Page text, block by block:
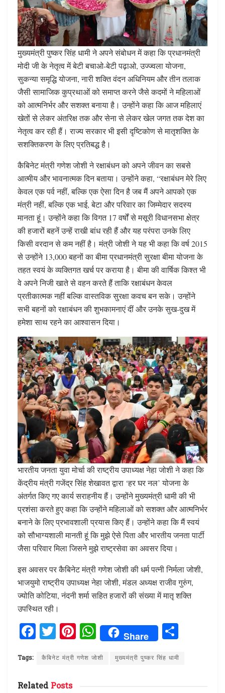
मुख्यमंत्री पुष्कर सिंह धामी ने अपने संबोधन में कहा कि प्रधानमंत्री
मोदी जी के नेतृत्व में बेटी बचाओ-बेटी पढ़ाओ, उज्ज्वला योजना,
सुकन्या समृद्धि योजना, नारी शक्ति वंदन अधिनियम और तीन तलाक
जैसी सामाजिक कुप्रथाओं को समाप्त करने जैसे कदमों ने महिलाओं
को आत्मनिर्भर और सशक्त बनाया है। उन्होंने कहा कि आज महिलाएं
खेतों से लेकर अंतरिक्ष तक और सेना से लेकर खेल जगत तक देश का
नेतृत्व कर रही हैं। राज्य सरकार भी इसी दृष्टिकोण से मातृशक्ति के
सशक्तिकरण के लिए प्रतिबद्ध है।
कैबिनेट मंत्री गणेश जोशी ने रक्षाबंधन को अपने जीवन का सबसे
आत्मीय और भावनात्मक दिन बताया। उन्होंने कहा, “रक्षाबंधन मेरे लिए
केवल एक पर्व नहीं, बल्कि एक ऐसा दिन है जब मैं अपने आपको एक
मंत्री नहीं, बल्कि एक भाई, बेटा और परिवार का जिम्मेदार सदस्य
मानता हूं। उन्होंने कहा कि विगत 17 वर्षों से मसूरी विधानसभा क्षेत्र
की हजारों बहनें उन्हें राखी बांध रही हैं और यह परंपरा उनके लिए
किसी वरदान से कम नहीं है। मंत्री जोशी ने यह भी कहा कि वर्ष 2015
से उन्होंने 13,000 बहनों का बीमा प्रधानमंत्री सुरक्षा बीमा योजना के
तहत स्वयं के व्यक्तिगत खर्च पर कराया है। बीमा की वार्षिक किश्त भी
वे अपने निजी खाते से वहन करते हैं ताकि रक्षाबंधन केवल
प्रतीकात्मक नहीं बल्कि वास्तविक सुरक्षा कवच बन सके। उन्होंने
सभी बहनों को रक्षाबंधन की शुभकामनाएं दीं और उनके सुख-दुख में
हमेशा साथ रहने का आश्वासन दिया।
भारतीय जनता युवा मोर्चा की राष्ट्रीय उपाध्यक्ष नेहा जोशी ने कहा कि
केंद्रीय मंत्री गजेंद्र सिंह शेखावत द्वारा ‘हर घर नल’ योजना के
अंतर्गत किए गए कार्य सराहनीय हैं। उन्होंने मुख्यमंत्री धामी की भी
प्रशंसा करते हुए कहा कि उन्होंने महिलाओं को सशक्त और आत्मनिर्भर
बनाने के लिए प्रभावशाली प्रयास किए हैं। उन्होंने कहा कि मैं स्वयं
को सौभाग्यशाली मानती हूं कि मुझे ऐसे पिता और भारतीय जनता पार्टी
जैसा परिवार मिला जिसने मुझे राष्ट्रसेवा का अवसर दिया।
इस अवसर पर कैबिनेट मंत्री गणेश जोशी की धर्म पत्नी निर्मला जोशी,
भाजयुमो राष्ट्रीय उपाध्यक्ष नेहा जोशी, मंडल अध्यक्ष राजीव गुरुंग,
ज्योति कोटिया, नंदनी शर्मा सहित हजारों की संख्या में मातृ शक्ति
उपस्थित रही।
F
a
ce
b
T
w
it
te
Pi
n
te
W
h
at
Share
ar
Tags: कैबिनेट मंत्री गणेश जोशी मुख्यमंत्री पुष्कर सिंह धामी
RelatedPosts